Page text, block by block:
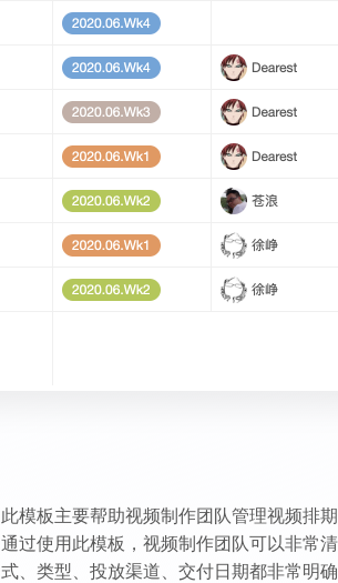
此模板主要帮助视频制作团队管理视频排
通过使用此模板，视频制作团队可以非常
式、类型、投放渠道、交付日期都非常明